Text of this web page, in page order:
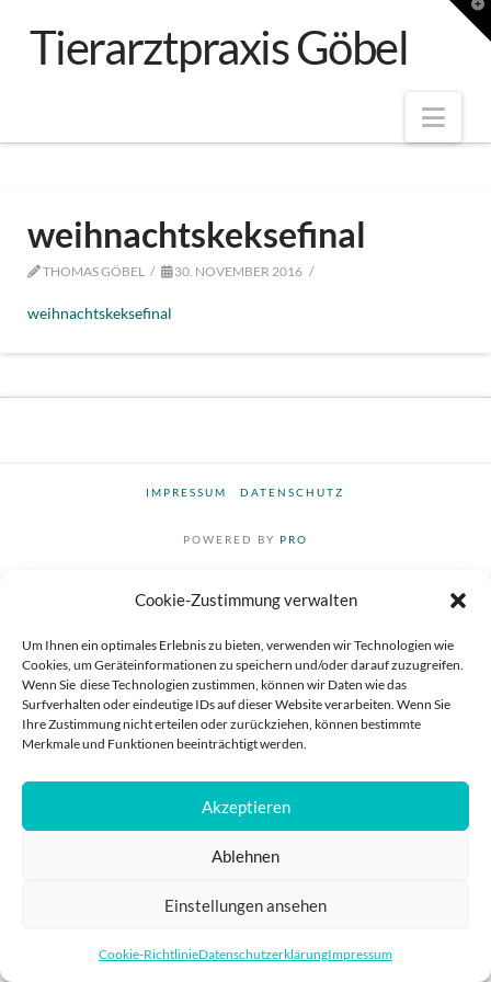
Cookie-Zustimmung verwalten
Um Ihnen ein optimales Erlebnis zu bieten, verwenden wir Technologien wie
Cookies, um Geräteinformationen zu speichern und/oder darauf zuzugreifen.
Wenn Sie diese Technologien zustimmen, können wir Daten wie das
Surfverhalten oder eindeutige IDs auf dieser Website verarbeiten. Wenn Sie
Ihre Zustimmung nicht erteilen oder zurückziehen, können bestimmte
Merkmale und Funktionen beeinträchtigt werden.
Akzeptieren
Ablehnen
Einstellungen ansehen
Cookie-RichtlinieDatenschutzerklärungImpressum
Tierarztpraxis Göbel
weihnachtskeksefinal
THOMAS GÖBEL 30. NOVEMBER 2016
weihnachtskeksefinal
IMPRESSUM DATENSCHUTZ
POWERED BY PRO